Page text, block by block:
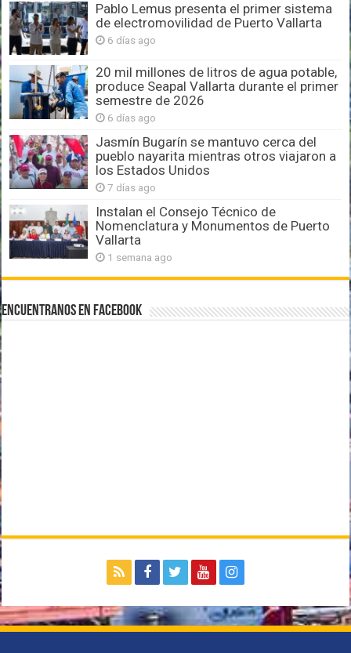
Pablo Lemus presenta el primer sistema
de electromovilidad de Puerto Vallarta
6 días ago
20 mil millones de litros de agua potable,
produce Seapal Vallarta durante el primer
semestre de 2026
6 días ago
Jasmín Bugarín se mantuvo cerca del
pueblo nayarita mientras otros viajaron a
los Estados Unidos
7 días ago
Instalan el Consejo Técnico de
Nomenclatura y Monumentos de Puerto
Vallarta
1 semana ago
Encuentranos en Facebook